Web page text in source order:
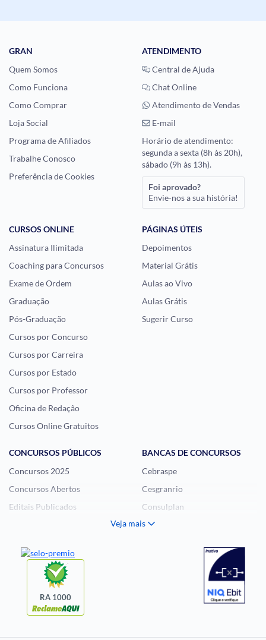
GRAN
Quem Somos
Como Funciona
Como Comprar
Loja Social
Programa de Afiliados
Trabalhe Conosco
Preferência de Cookies
ATENDIMENTO
Central de Ajuda
Chat Online
Atendimento de Vendas
E-mail
Horário de atendimento:
segunda a sexta (8h às 20h),
sábado (9h às 13h).
Foi aprovado?
Envie-nos a sua história!
CURSOS ONLINE
Assinatura Ilimitada
Coaching para Concursos
Exame de Ordem
Graduação
Pós-Graduação
Cursos por Concurso
Cursos por Carreira
Cursos por Estado
Cursos por Professor
Oficina de Redação
Cursos Online Gratuitos
PÁGINAS ÚTEIS
Depoimentos
Material Grátis
Aulas ao Vivo
Aulas Grátis
Sugerir Curso
CONCURSOS PÚBLICOS
Concursos 2025
Concursos Abertos
Editais Publicados
Questões de Concurso
BANCAS DE CONCURSOS
Cebraspe
Cesgranrio
Consulplan
FCC
Veja mais
RA 1000